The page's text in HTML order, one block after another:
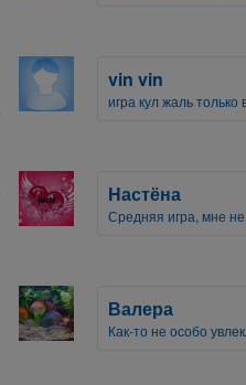
vin vin
игра кул жаль
Настёна
Средняя игра, мне
Валера
Как-то не особо